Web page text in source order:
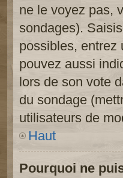
ne le voyez pas,
sondages).
possibles, entrez
pouvez aussi
lors de son vote
du sondage
utilisateurs de
Haut
Pourquoi ne